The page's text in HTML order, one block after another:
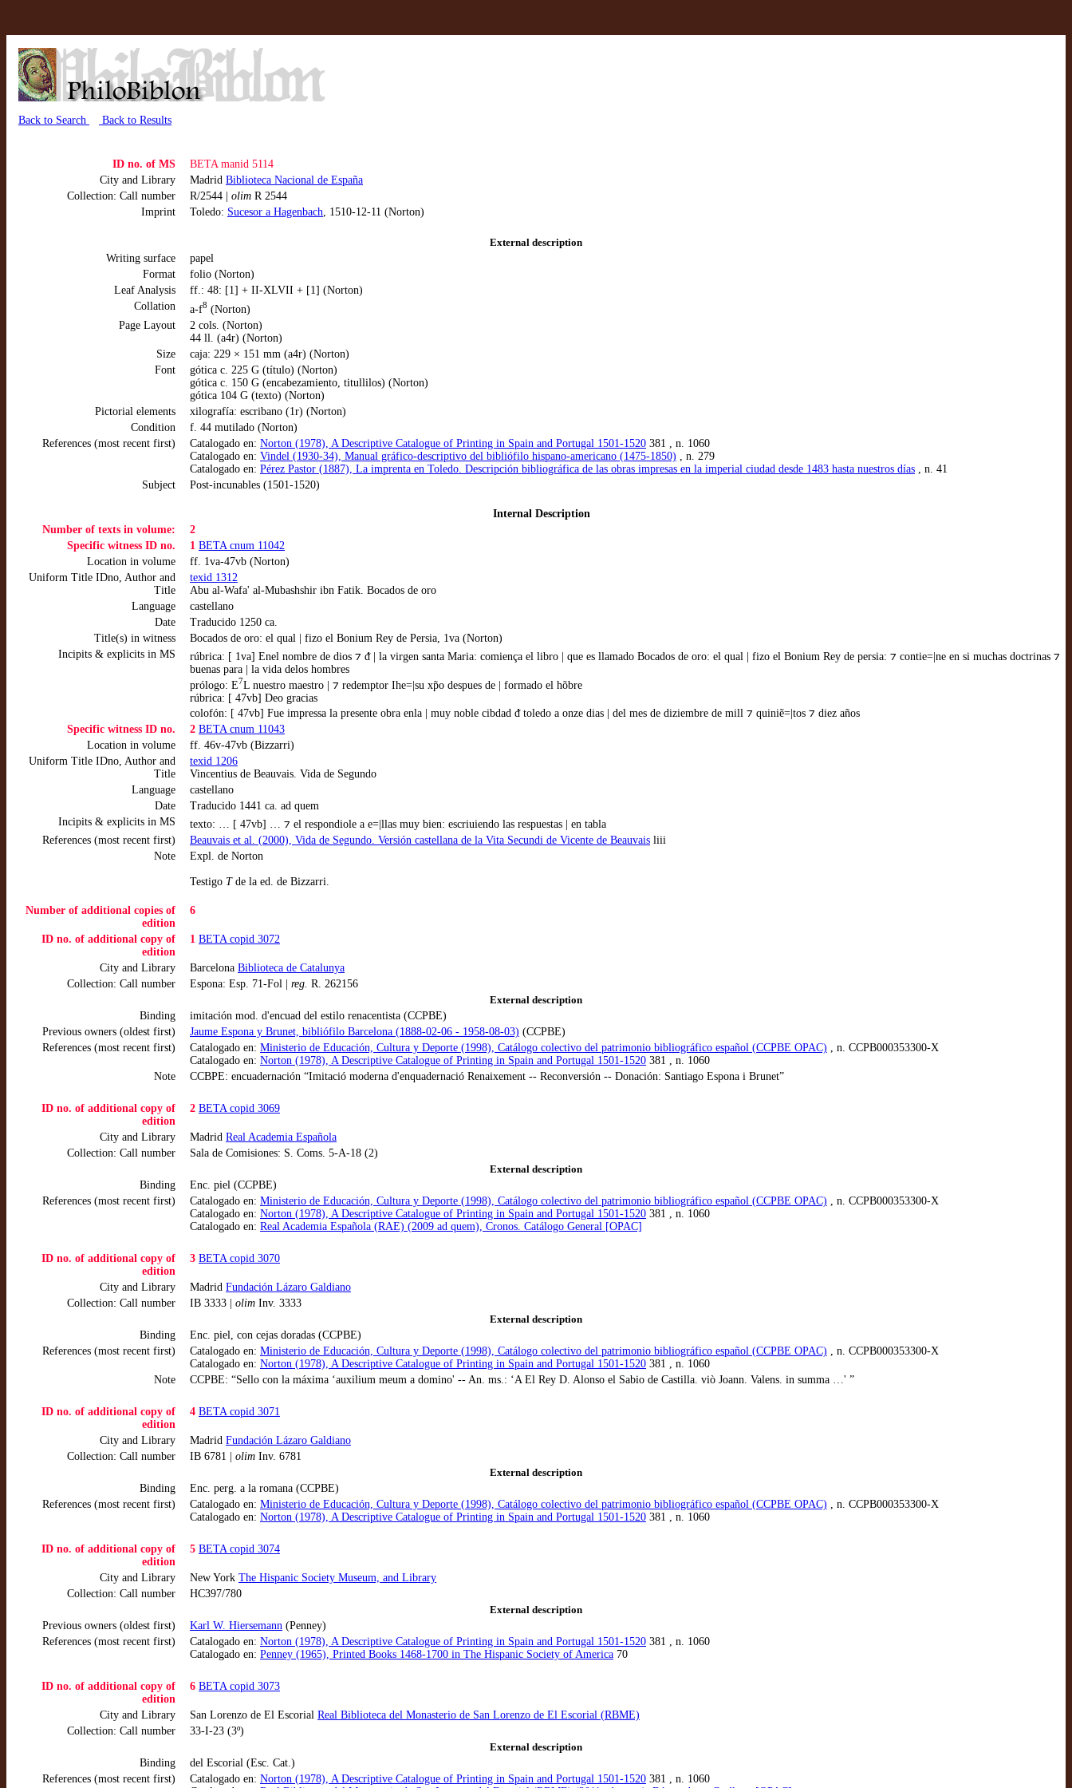
Back to Search Back to Results
ID no. of MS
BETA manid 5114
City and Library
Madrid Biblioteca Nacional de España
Collection: Call number
R/2544 | olim R 2544
Imprint
Toledo: Sucesor a Hagenbach, 1510-12-11 (Norton)
External description
Writing surface
papel
Format
folio (Norton)
Leaf Analysis
ff.: 48: [1] + II-XLVII + [1] (Norton)
Collation
a-f8 (Norton)
Page Layout
2 cols. (Norton)
44 ll. (a4r) (Norton)
Size
caja: 229 × 151 mm (a4r) (Norton)
Font
gótica c. 225 G (título) (Norton)
gótica c. 150 G (encabezamiento, titullilos) (Norton)
gótica 104 G (texto) (Norton)
Pictorial elements
xilografía: escribano (1r) (Norton)
Condition
f. 44 mutilado (Norton)
References (most recent first)
Catalogado en: Norton (1978), A Descriptive Catalogue of Printing in Spain and Portugal 1501-1520 381 , n. 1060
Catalogado en: Vindel (1930-34), Manual gráfico-descriptivo del bibliófilo hispano-americano (1475-1850) , n. 279
Catalogado en: Pérez Pastor (1887), La imprenta en Toledo. Descripción bibliográfica de las obras impresas en la imperial ciudad desde 1483 hasta nuestros días , n. 41
Subject
Post-incunables (1501-1520)
Internal Description
Number of texts in volume:
2
Specific witness ID no.
1 BETA cnum 11042
Location in volume
ff. 1va-47vb (Norton)
Uniform Title IDno, Author and
Title
texid 1312
Abu al-Wafa' al-Mubashshir ibn Fatik. Bocados de oro
Language
castellano
Date
Traducido 1250 ca.
Title(s) in witness
Bocados de oro: el qual | fizo el Bonium Rey de Persia, 1va (Norton)
Incipits & explicits in MS
rúbrica: [ 1va] Enel nombre de dios ⁊ ᵭ | la virgen santa Maria: comiença el libro | que es llamado Bocados de oro: el qual | fizo el Bonium Rey de persia: ⁊ contie=|ne en si muchas doctrinas ⁊
buenas para | la vida delos hombres
prólogo: E7L nuestro maestro | ⁊ redemptor Ihe=|su xp̃o despues de | formado el hõbre
rúbrica: [ 47vb] Deo gracias
colofón: [ 47vb] Fue impressa la presente obra enla | muy noble cibdad ᵭ toledo a onze dias | del mes de diziembre de mill ⁊ quiniẽ=|tos ⁊ diez años
Specific witness ID no.
2 BETA cnum 11043
Location in volume
ff. 46v-47vb (Bizzarri)
Uniform Title IDno, Author and
Title
texid 1206
Vincentius de Beauvais. Vida de Segundo
Language
castellano
Date
Traducido 1441 ca. ad quem
Incipits & explicits in MS
texto: … [ 47vb] … ⁊ el respondiole a e=|llas muy bien: escriuiendo las respuestas | en tabla
References (most recent first)
Beauvais et al. (2000), Vida de Segundo. Versión castellana de la Vita Secundi de Vicente de Beauvais liii
Note
Expl. de Norton
Testigo Tde la ed. de Bizzarri.
Number of additional copies of
edition
6
ID no. of additional copy of
edition
1 BETA copid 3072
City and Library Barcelona Biblioteca de Catalunya
Collection: Call number
Espona: Esp. 71-Fol | reg. R. 262156
External description
Binding
imitación mod. d'encuad del estilo renacentista (CCPBE)
Previous owners (oldest first)
Jaume Espona y Brunet, bibliófilo Barcelona (1888-02-06 - 1958-08-03) (CCPBE)
References (most recent first)
Catalogado en: Ministerio de Educación, Cultura y Deporte (1998), Catálogo colectivo del patrimonio bibliográfico español (CCPBE OPAC) , n. CCPB000353300-X
Catalogado en: Norton (1978), A Descriptive Catalogue of Printing in Spain and Portugal 1501-1520 381 , n. 1060
Note
CCBPE: encuadernación “Imitació moderna d'enquadernació Renaixement -- Reconversión -- Donación: Santiago Espona i Brunet”
ID no. of additional copy of
edition
2 BETA copid 3069
City and Library Madrid Real Academia Española
Collection: Call number
Sala de Comisiones: S. Coms. 5-A-18 (2)
External description
Binding
Enc. piel (CCPBE)
References (most recent first)
Catalogado en: Ministerio de Educación, Cultura y Deporte (1998), Catálogo colectivo del patrimonio bibliográfico español (CCPBE OPAC) , n. CCPB000353300-X
Catalogado en: Norton (1978), A Descriptive Catalogue of Printing in Spain and Portugal 1501-1520 381 , n. 1060
Catalogado en: Real Academia Española (RAE) (2009 ad quem), Cronos. Catálogo General [OPAC]
ID no. of additional copy of
edition
3 BETA copid 3070
City and Library Madrid Fundación Lázaro Galdiano
Collection: Call number
IB 3333 | olim Inv. 3333
External description
Binding
Enc. piel, con cejas doradas (CCPBE)
References (most recent first)
Catalogado en: Ministerio de Educación, Cultura y Deporte (1998), Catálogo colectivo del patrimonio bibliográfico español (CCPBE OPAC) , n. CCPB000353300-X
Catalogado en: Norton (1978), A Descriptive Catalogue of Printing in Spain and Portugal 1501-1520 381 , n. 1060
Note
CCPBE: “Sello con la máxima ‘auxilium meum a domino' -- An. ms.: ‘A El Rey D. Alonso el Sabio de Castilla. viò Joann. Valens. in summa …' ”
ID no. of additional copy of
edition
4 BETA copid 3071
City and Library Madrid Fundación Lázaro Galdiano
Collection: Call number
IB 6781 | olim Inv. 6781
External description
Binding
Enc. perg. a la romana (CCPBE)
References (most recent first)
Catalogado en: Ministerio de Educación, Cultura y Deporte (1998), Catálogo colectivo del patrimonio bibliográfico español (CCPBE OPAC) , n. CCPB000353300-X
Catalogado en: Norton (1978), A Descriptive Catalogue of Printing in Spain and Portugal 1501-1520 381 , n. 1060
ID no. of additional copy of
edition
5 BETA copid 3074
City and Library New York The Hispanic Society Museum, and Library
Collection: Call number
HC397/780
External description
Previous owners (oldest first)
Karl W. Hiersemann (Penney)
References (most recent first)
Catalogado en: Norton (1978), A Descriptive Catalogue of Printing in Spain and Portugal 1501-1520 381 , n. 1060
Catalogado en: Penney (1965), Printed Books 1468-1700 in The Hispanic Society of America 70
ID no. of additional copy of
edition
6 BETA copid 3073
City and Library San Lorenzo de El Escorial Real Biblioteca del Monasterio de San Lorenzo de El Escorial (RBME)
Collection: Call number
33-I-23 (3º)
External description
Binding
del Escorial (Esc. Cat.)
References (most recent first)
Catalogado en: Norton (1978), A Descriptive Catalogue of Printing in Spain and Portugal 1501-1520 381 , n. 1060